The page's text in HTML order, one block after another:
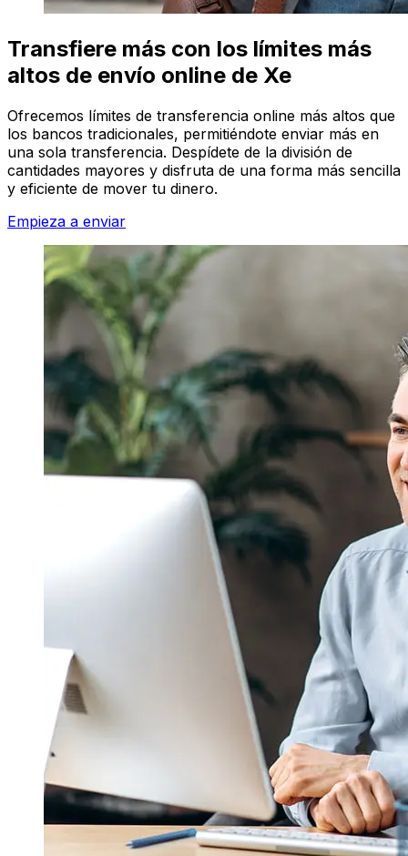
Transfiere más con los límites más
altos de envío online de Xe
Ofrecemos límites de transferencia online más altos que
los bancos tradicionales, permitiéndote enviar más en
una sola transferencia. Despídete de la división de
cantidades mayores y disfruta de una forma más sencilla
y eficiente de mover tu dinero.
Empieza a enviar